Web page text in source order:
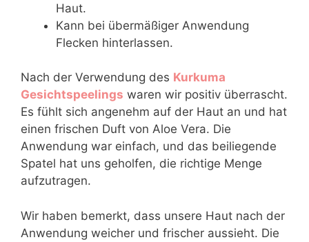
Haut.
Kann bei übermäßiger Anwendung
Flecken hinterlassen.
Nach der Verwendung des Kurkuma
Gesichtspeelings waren wir positiv überrascht.
Es fühlt sich angenehm auf der Haut an und hat
einen frischen Duft von Aloe Vera. Die
Anwendung war einfach, und das beiliegende
Spatel hat uns geholfen, die richtige Menge
aufzutragen.
Wir haben bemerkt, dass unsere Haut nach der
Anwendung weicher und frischer aussieht. Die